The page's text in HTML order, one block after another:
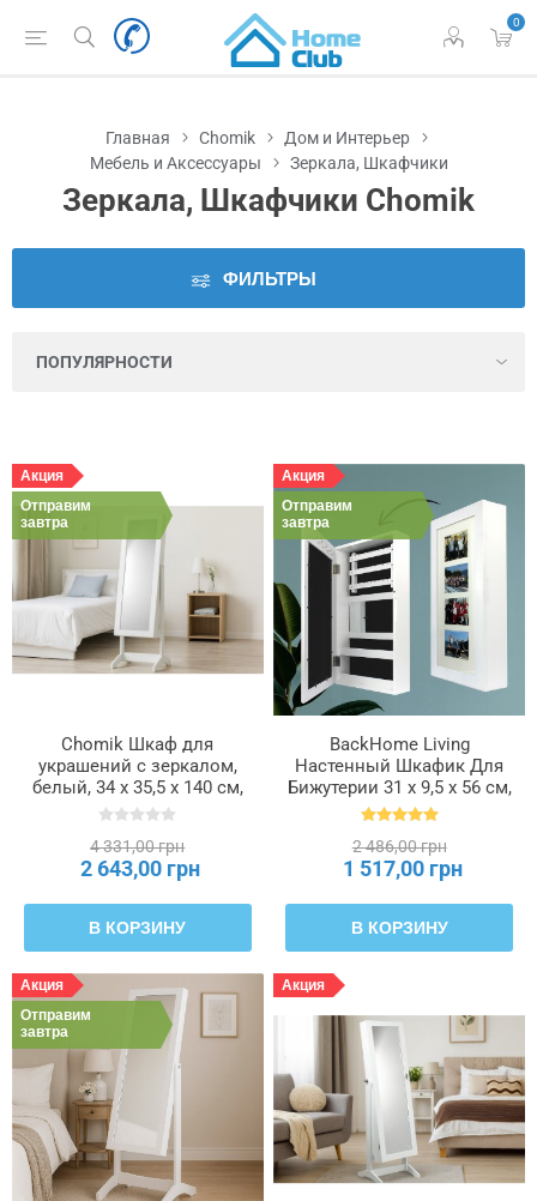
0
Наличие
во
Цена
Цвет
Количество
Материал
Оснащение
Стиль
Главная Chomik
Дом и Интерьер
Мебель и Аксессуары
Зеркала, Шкафчики
Зеркала, Шкафчики Chomik
ФИЛЬТРЫ
Акция
Отправим
завтра
Chomik Шкаф для
украшений с зеркалом,
белый, 34 x 35,5 x 140 см,
PHO5799
4 331,00 грн
2 643,00 грн
В КОРЗИНУ
Акция
Отправим
завтра
BackHome Living
Настенный Шкафик Для
Бижутерии 31 x 9,5 x 56 см,
PHO1240
2 486,00 грн
1 517,00 грн
В КОРЗИНУ
Акция
Отправим
завтра
Акция